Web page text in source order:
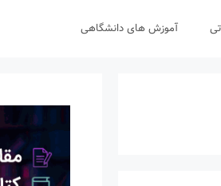
آموزش های دانشگاهی